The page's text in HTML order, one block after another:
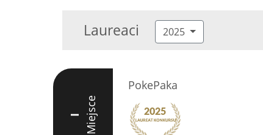
Laureaci 2025
I Miejsce
PokePaka